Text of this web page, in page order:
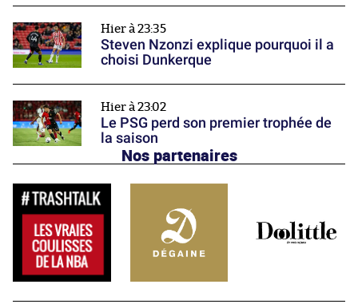
Hier à 23:35
Steven Nzonzi explique pourquoi il a
choisi Dunkerque
Hier à 23:02
Le PSG perd son premier trophée de
la saison
Nos partenaires